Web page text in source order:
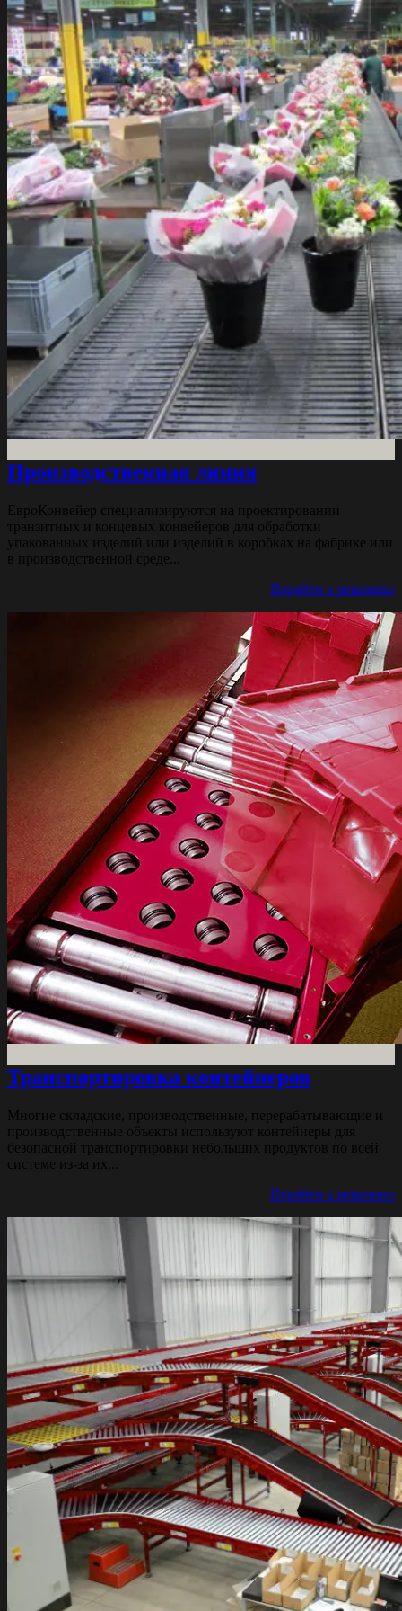
Производственная линия
ЕвроКонвейер специализируются на проектировании
транзитных и концевых конвейеров для обработки
упакованных изделий или изделий в коробках на фабрике или
в производственной среде...
Перейти к решению
Транспортировка контейнеров
Многие складские, производственные, перерабатывающие и
производственные объекты используют контейнеры для
безопасной транспортировки небольших продуктов по всей
системе из-за их...
Перейти к решению